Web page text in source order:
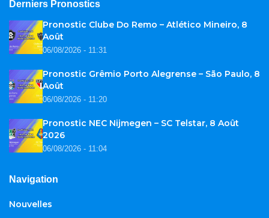
Derniers Pronostics
Pronostic Clube Do Remo – Atlético Mineiro, 8
Août
06/08/2026 - 11:31
Pronostic Grêmio Porto Alegrense – São Paulo, 8
Août
06/08/2026 - 11:20
Pronostic NEC Nijmegen – SC Telstar, 8 Août
2026
06/08/2026 - 11:04
Navigation
Nouvelles